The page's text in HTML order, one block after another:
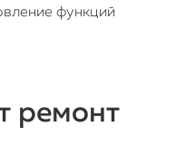
функций
ремонт